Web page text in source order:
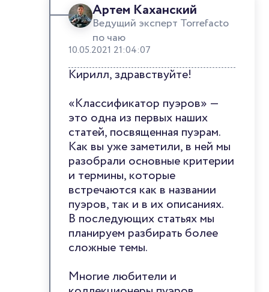
Артем Каханский
Ведущий эксперт Torrefacto
по чаю
10.05.2021 21:04:07
Кирилл, здравствуйте!
«Классификатор пуэров» —
это одна из первых наших
статей, посвященная пуэрам.
Как вы уже заметили, в ней мы
разобрали основные критерии
и термины, которые
встречаются как в названии
пуэров, так и в их описаниях.
В последующих статьях мы
планируем разбирать более
сложные темы.
Многие любители и